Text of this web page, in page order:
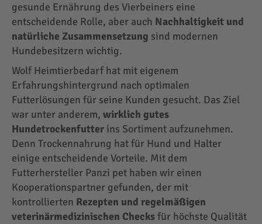
gesunde Ernährung des Vierbeiners eine
entscheidende Rolle, aber auch Nachhaltigkeit und
natürliche Zusammensetzung sind modernen
Hundebesitzern wichtig.
Wolf Heimtierbedarf hat mit eigenem
Erfahrungshintergrund nach optimalen
Futterlösungen für seine Kunden gesucht. Das Ziel
war unter anderem, wirklich gutes
Hundetrockenfutter ins Sortiment aufzunehmen.
Denn Trockennahrung hat für Hund und Halter
einige entscheidende Vorteile. Mit dem
Futterhersteller Panzi pet haben wir einen
Kooperationspartner gefunden, der mit
kontrollierten Rezepten und regelmäßigen
veterinärmedizinischen Checksfür höchste Qualität